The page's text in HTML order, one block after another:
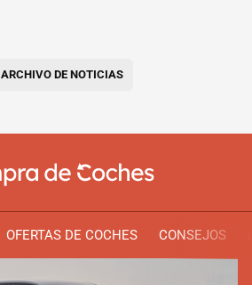
ARCHIVO DE NOTICIAS
OFERTAS DE COCHES CONSEJOS